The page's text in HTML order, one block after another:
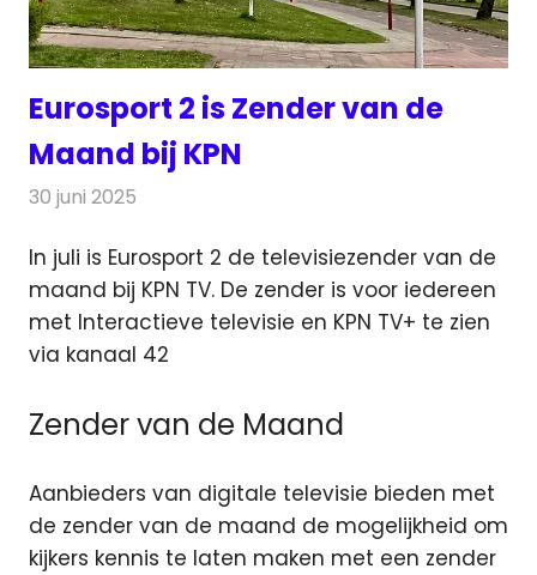
Eurosport 2 is Zender van de
Maand bij KPN
30 juni 2025
In juli is Eurosport 2 de televisiezender van de
maand bij KPN TV. De zender is voor iedereen
met Interactieve televisie en KPN TV+ te zien
via kanaal 42
Zender van de Maand
Aanbieders van digitale televisie bieden met
de zender van de maand de mogelijkheid om
kijkers kennis te laten maken met een zender